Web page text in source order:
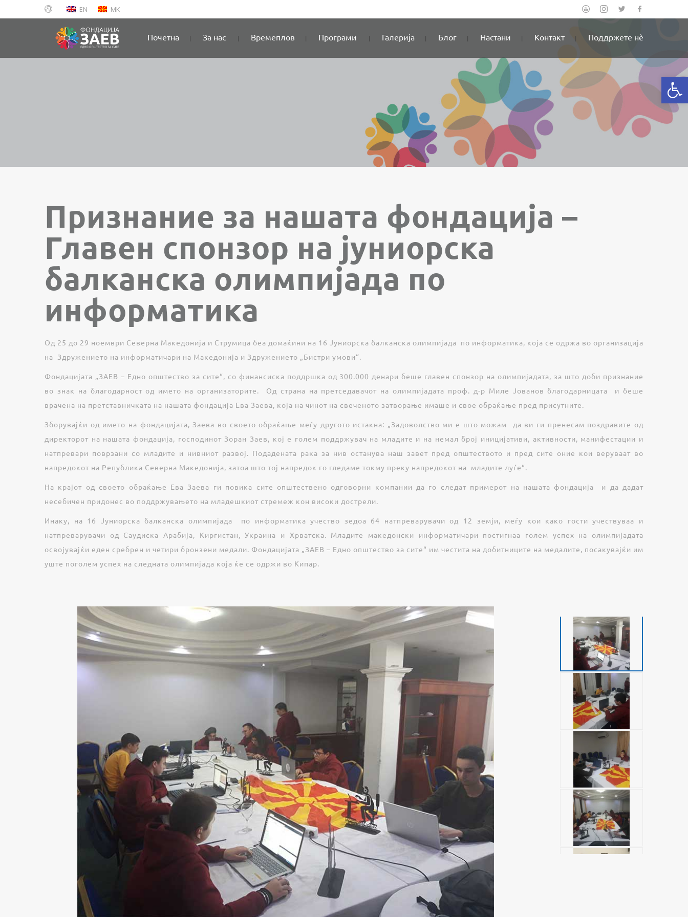
EN MK
Почетна За нас Времеплов Програми Галерија Блог Настани Контакт Поддржете нè
Признание за нашата фондација –
Главен спонзор на јуниорска
балканска олимпијада по
информатика
Од 25 до 29 ноември Северна Македонија и Струмица беа домаќини на 16 Јуниорска балканска олимпијада по информатика, која се одржа во организација
на Здружението на информатичари на Македонија и Здружението „Бистри умови“.
Фондацијата „ЗАЕВ – Едно општество за сите“, со финансиска поддршка од 300.000 денари беше главен спонзор на олимпијадата, за што доби признание
во знак на благодарност од името на организаторите. Од страна на претседавачот на олимпијадата проф. д-р Миле Јованов благодарницата и беше
врачена на претставничката на нашата фондација Ева Заева, која на чинот на свеченото затворање имаше и свое обраќање пред присутните.
Зборувајќи од името на фондацијата, Заева во своето обраќање меѓу другото истакна: „Задоволство ми е што можам да ви ги пренесам поздравите од
директорот на нашата фондација, господинот Зоран Заев, кој е голем поддржувач на младите и на немал број иницијативи, активности, манифестации и
натпревари поврзани со младите и нивниот развој. Подадената рака за нив останува наш завет пред општеството и пред сите оние кои веруваат во
напредокот на Република Северна Македонија, затоа што тој напредок го гледаме токму преку напредокот на младите луѓе“.
На крајот од своето обраќање Ева Заева ги повика сите општествено одговорни компании да го следат примерот на нашата фондација и да дадат
несебичен придонес во поддржувањето на младешкиот стремеж кон високи дострели.
Инаку, на 16 Јуниорска балканска олимпијада по информатика учество зедоа 64 натпреварувачи од 12 земји, меѓу кои како гости учествуваа и
натпреварувачи од Саудиска Арабија, Киргистан, Украина и Хрватска. Младите македонски информатичари постигнаа голем успех на олимпијадата
освојувајќи еден сребрен и четири бронзени медали. Фондацијата „ЗАЕВ – Едно општество за сите“ им честита на добитниците на медалите, посакувајќи им
уште поголем успех на следната олимпијада која ќе се одржи во Кипар.